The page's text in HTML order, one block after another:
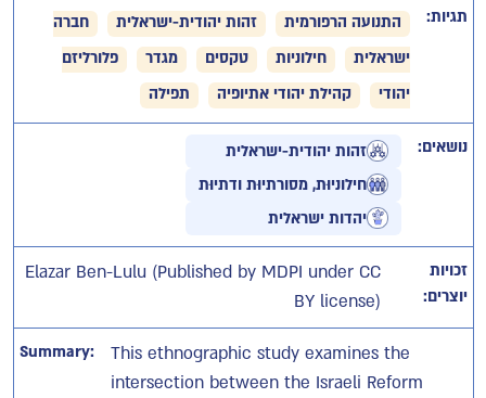
תגיות: התנועה הרפורמית זהות יהודית-ישראלית
חברה
ישראלית
חילוניות טקסים מגדר
פלורליזם
יהודי
קהילת יהודי אתיופיה תפילה
נושאים:
זהות יהודית-ישראלית
חילוניוּת, מסורתיוּת ודתיוּת
יהדות ישראלית
זכויות
יוצרים:
Elazar Ben-Lulu (Published by MDPI under CC
BY license)
Summary:
This ethnographic study examines the
intersection between the Israeli Reform